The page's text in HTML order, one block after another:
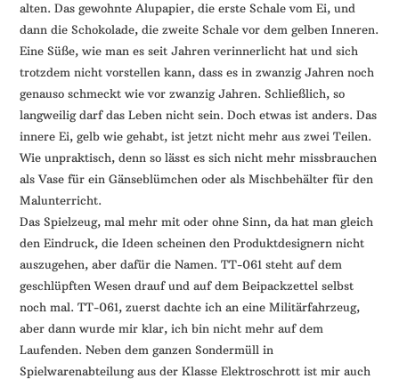
alten. Das gewohnte Alupapier, die erste Schale vom Ei, und
dann die Schokolade, die zweite Schale vor dem gelben Inneren.
Eine Süße, wie man es seit Jahren verinnerlicht hat und sich
trotzdem nicht vorstellen kann, dass es in zwanzig Jahren noch
genauso schmeckt wie vor zwanzig Jahren. Schließlich, so
langweilig darf das Leben nicht sein. Doch etwas ist anders. Das
innere Ei, gelb wie gehabt, ist jetzt nicht mehr aus zwei Teilen.
Wie unpraktisch, denn so lässt es sich nicht mehr missbrauchen
als Vase für ein Gänseblümchen oder als Mischbehälter für den
Malunterricht.
Das Spielzeug, mal mehr mit oder ohne Sinn, da hat man gleich
den Eindruck, die Ideen scheinen den Produktdesignern nicht
auszugehen, aber dafür die Namen. TT-061 steht auf dem
geschlüpften Wesen drauf und auf dem Beipackzettel selbst
noch mal. TT-061, zuerst dachte ich an eine Militärfahrzeug,
aber dann wurde mir klar, ich bin nicht mehr auf dem
Laufenden. Neben dem ganzen Sondermüll in
Spielwarenabteilung aus der Klasse Elektroschrott ist mir auch